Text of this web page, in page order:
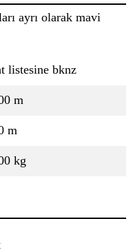
ayrı olarak mavi
listesine bknz
m
m
kg